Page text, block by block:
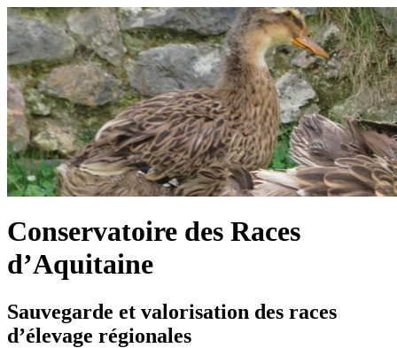
Conservatoire des Races
d’Aquitaine
Sauvegarde et valorisation des races
d’élevage régionales